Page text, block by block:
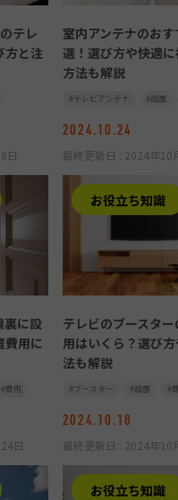
テレ
方と注
日
室内アンテナのおす
選！選び方や快適
方法も解説
テレビアンテナ 設置
2024.10.24
最終更新日 : 2024年10
裏に設
費用に
費用
日
お役立ち知識
テレビのブースタ
用はいくら？選び
法も解説
ブースター 設置
2024.10.18
最終更新日 : 2024年10
お役立ち知識